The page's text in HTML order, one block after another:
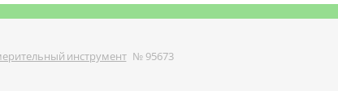
инструмент № 95673